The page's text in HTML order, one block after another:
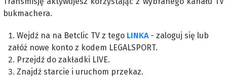
bukmachera.
Wejdź na na Betclic TV z tego LINKA- zaloguj się lub
załóż nowe konto z kodem LEGALSPORT.
Przejdź do zakładki LIVE.
Znajdź starcie i uruchom przekaz.